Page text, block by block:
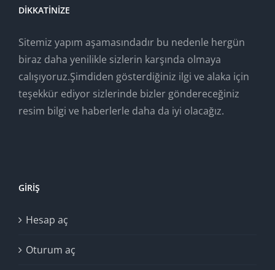
DIKKATINIZE
Sitemiz yapım aşamasındadır bu nedenle hergün
biraz daha yenilikle sizlerin karşında olmaya
calışıyoruz.Şimdiden gösterdiğiniz ilgi ve alaka için
teşekkür ediyor sizlerinde bizler göndereceğiniz
resim bilgi ve haberlerle daha da iyi olacağız.
GIRIŞ
Hesap aç
Oturum aç